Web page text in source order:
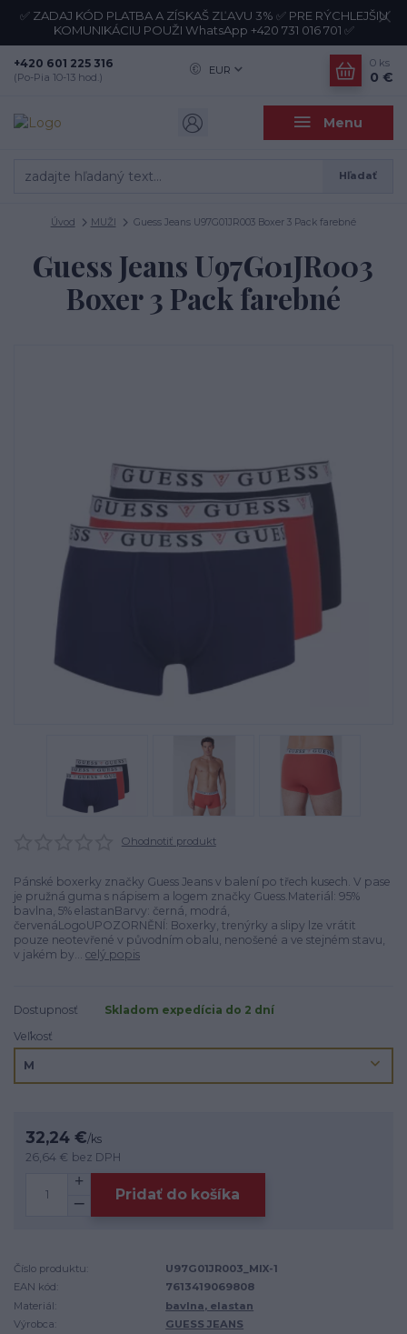
✅ ZADAJ KÓD PLATBA A ZÍSKAŠ ZĽAVU 3% ✅ PRE RÝCHLEJŠIU
KOMUNIKÁCIU POUŽI WhatsApp +420 731 016 701 ✅
Menu
EUR
Hľadať
+420 601 225 316
(Po-Pia 10-13 hod.)
0 ks
0 €
Úvod MUŽI Guess Jeans U97G01JR003 Boxer 3 Pack farebné
Guess Jeans U97G01JR003
Boxer 3 Pack farebné
Ohodnotiť produkt
Pánské boxerky značky Guess Jeans v balení po třech kusech. V pase
je pružná guma s nápisem a logem značky Guess.Materiál: 95%
bavlna, 5% elastanBarvy: černá, modrá,
červenáLogoUPOZORNĚNÍ: Boxerky, trenýrky a slipy lze vrátit
pouze neotevřené v původním obalu, nenošené a ve stejném stavu,
v jakém by... celý popis
Dostupnosť
Skladom expedícia do 2 dní
Veľkosť
32,24 €/ks
26,64 € bez DPH
Pridať do košíka
Číslo produktu:
U97G01JR003_MIX-1
EAN kód:
7613419069808
Materiál:
bavlna, elastan
Výrobca:
GUESS JEANS